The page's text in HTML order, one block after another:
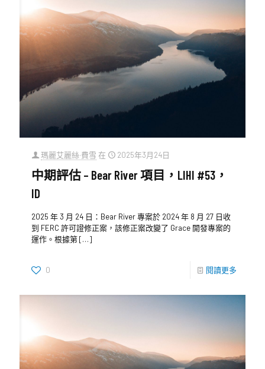
瑪麗艾麗絲·費雪 在 2025年3月24日
中期評估 – Bear River 項目，LIHI #53，
ID
2025 年 3 月 24 日：Bear River 專案於 2024 年 8 月 27 日收
到 FERC 許可證修正案，該修正案改變了 Grace 開發專案的
運作。根據第[…]
0 閱讀更多